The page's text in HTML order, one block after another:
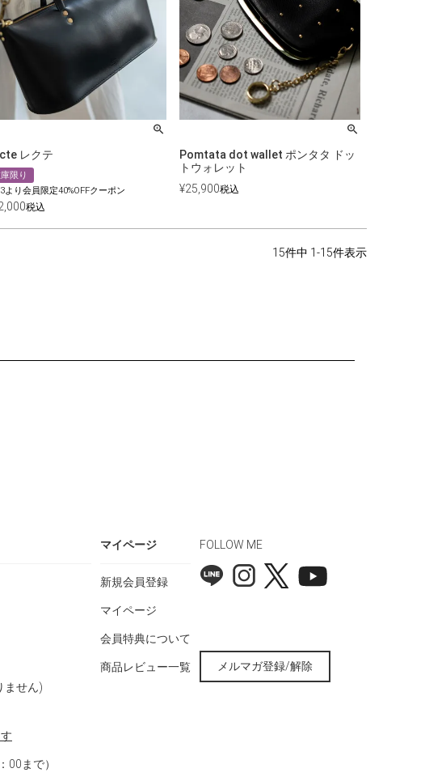
レクテ
限り
より会員限定40%OFFクーポン
税込
Pomtata dot wallet ポンタタ ドッ
トウォレット
¥25,900税込
15件中 1 -15件表示
ません)
00まで）
マイページ
新規会員登録
マイページ
会員特典について
商品レビュー一覧
FOLLOW ME
メルマガ登録/解除